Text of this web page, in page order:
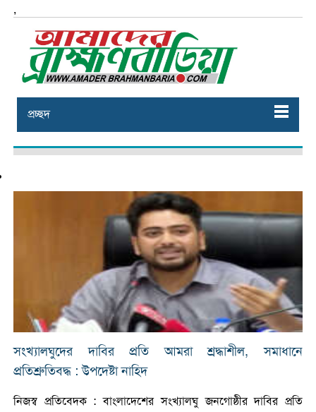
,
প্রচ্ছদ
সংখ্যালঘুদের দাবির প্রতি আমরা শ্রদ্ধাশীল, সমাধানে
প্রতিশ্রুতিবদ্ধ : উপদেষ্টা নাহিদ
নিজস্ব প্রতিবেদক : বাংলাদেশের সংখ্যালঘু জনগোষ্ঠীর দাবির প্রতি